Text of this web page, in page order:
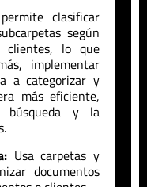
clasificar
según
clientes, lo que
implementar
a categorizar y
más eficiente,
búsqueda y la
Usa carpetas y
documentos